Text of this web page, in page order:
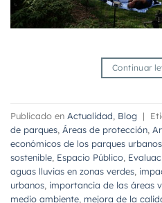
Continuar
Publicado en Actualidad Blog |
de parques Áreas de protección
económicos de los parques urbanos
sostenible Espacio Público
aguas lluvias en zonas verdes
urbanos importancia de las áreas
medio ambiente mejora de la